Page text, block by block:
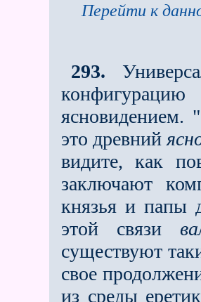
Перейти к
293.
ясновидением.
это древний
видите, как
заключают
князья и папы
этой связи
существуют
своe
из среды